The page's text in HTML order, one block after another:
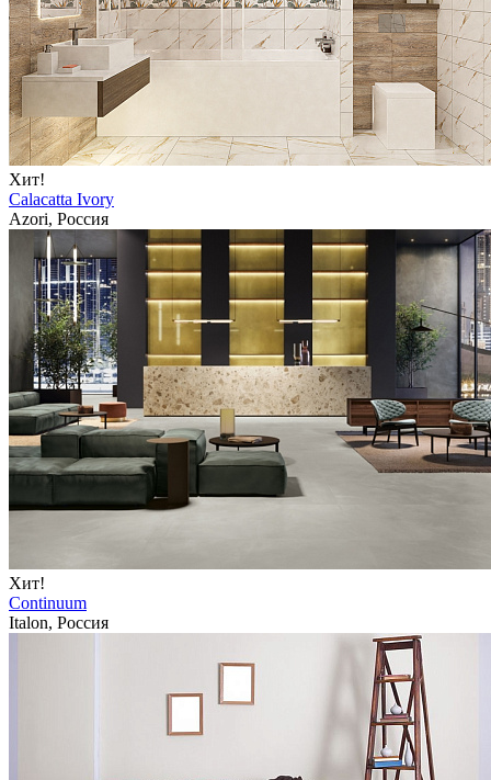
Хит!
Calacatta Ivory
Azori, Россия
Хит!
Continuum
Italon, Россия